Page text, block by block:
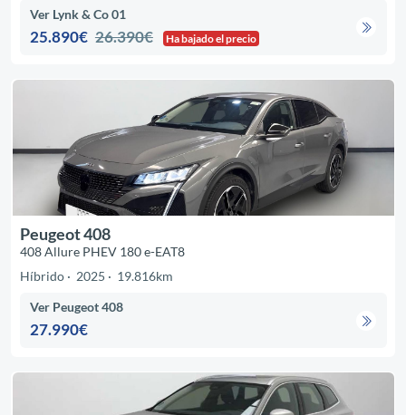
Ver Lynk & Co 01
25.890€ 26.390€ Ha bajado el precio
Peugeot 408
408 Allure PHEV 180 e-EAT8
Híbrido
2025 19.816km
Ver Peugeot 408
27.990€